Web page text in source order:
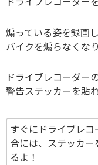
煽っている姿を録画
バイクを煽らなくなり
ドライブレコーダー
警告ステッカーを貼
すぐにドライブレ
合には、ステッカ
るよ！